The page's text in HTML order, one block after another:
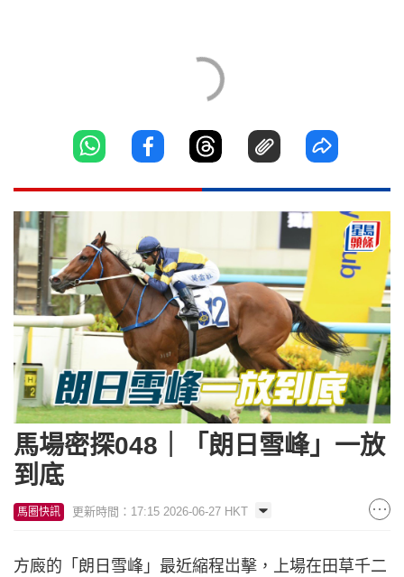
馬場密探048｜「朗日雪峰」一放
到底
馬圈快訊 更新時間：17:15 2026-06-27 HKT
方廄的「朗日雪峰」最近縮程岀擊，上場在田草千二